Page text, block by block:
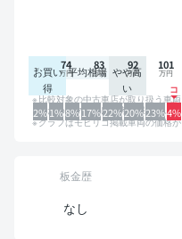
お買い
得
平均相場 やや高
い
2%1%8%17%22%20%23%4%
74 83 92 101
比較対象の中古車店が取り扱う車
るため、グラフは参考情報です。
グラフはモビリコ掲載車両の価格
板金歴
なし